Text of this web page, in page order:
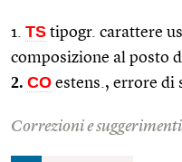
1. TS tipogr. carattere
composizione al posto
2. CO estens., errore di
Correzioni e suggerimenti